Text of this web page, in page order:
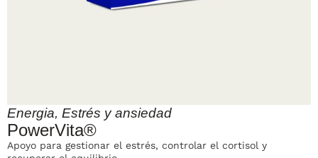
Energia, Estrés y ansiedad
PowerVita®
Apoyo para gestionar el estrés, controlar el cortisol y